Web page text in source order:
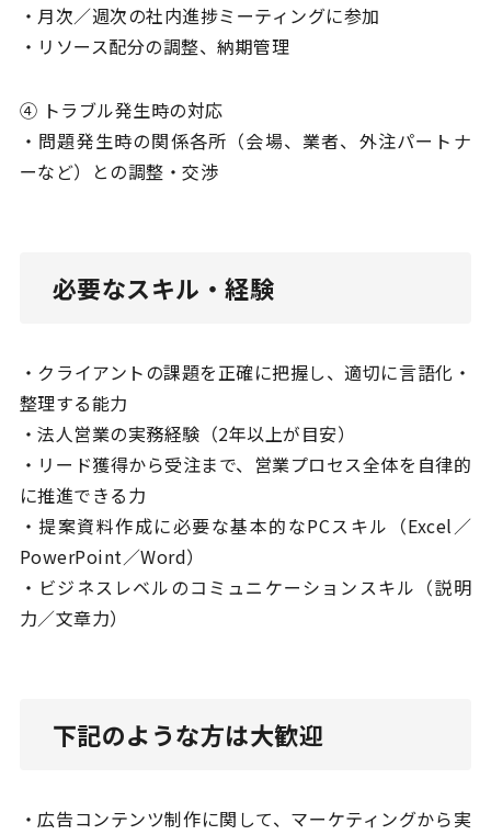
・月次／週次の社内進捗ミーティングに参加
・リソース配分の調整、納期管理
④ トラブル発生時の対応
・問題発生時の関係各所（会場、業者、外注パートナ
ーなど）との調整・交渉
必要なスキル・経験
・クライアントの課題を正確に把握し、適切に言語化・
整理する能力
・法人営業の実務経験（2年以上が目安）
・リード獲得から受注まで、営業プロセス全体を自律的
に推進できる力
・提案資料作成に必要な基本的なPCスキル（Excel／
PowerPoint／Word）
・ビジネスレベルのコミュニケーションスキル（説明
力／文章力）
下記のような方は大歓迎
・広告コンテンツ制作に関して、マーケティングから実